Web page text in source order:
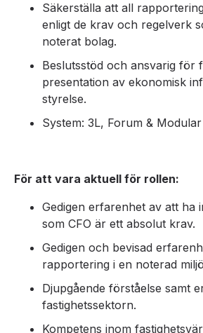
Säkerställa att all
enligt de krav och regelverk
noterat bolag.
Beslutsstöd och ansvarig för
presentation av ekonomisk
styrelse.
System: 3L, Forum &
För att vara aktuell för rollen:
Gedigen erfarenhet av att ha
som CFO är ett absolut krav.
Gedigen och bevisad
rapportering i en noterad
Djupgående förståelse samt
fastighetssektorn.
Kompetens inom